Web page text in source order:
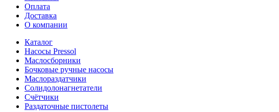
Оплата
Доставка
О компании
Каталог
Насосы Pressol
Маслосборники
Бочковые ручные насосы
Маслораздатчики
Солидолонагнетатели
Счётчики
Раздаточные пистолеты